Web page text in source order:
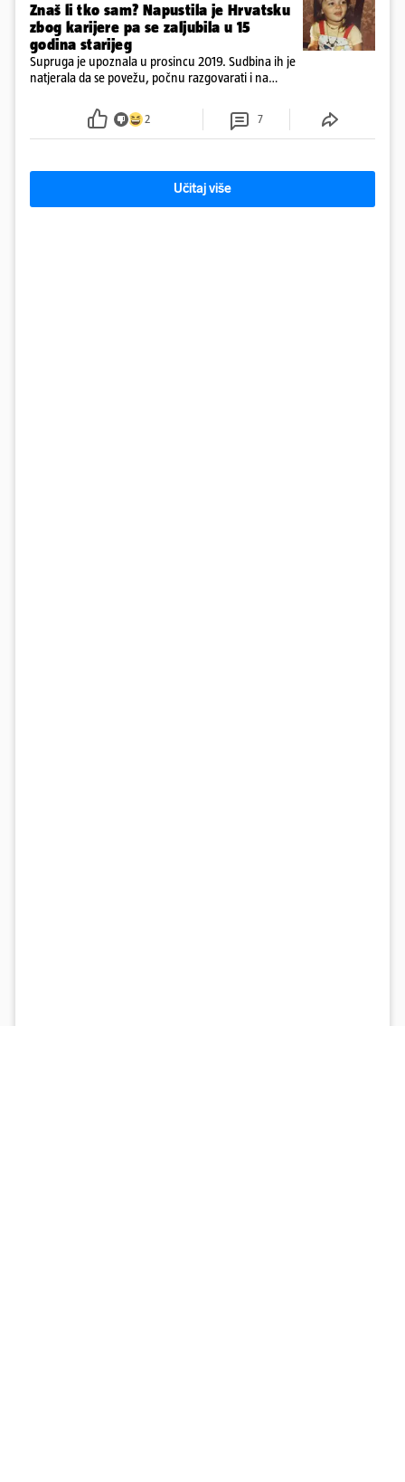
Znaš li tko sam? Napustila je Hrvatsku
zbog karijere pa se zaljubila u 15
godina starijeg
Supruga je upoznala u prosincu 2019. Sudbina ih je
natjerala da se povežu, počnu razgovarati i na
2 7
Učitaj više